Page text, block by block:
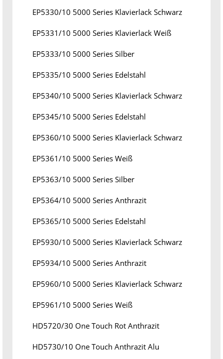
EP5330/10 5000 Series Klavierlack Schwarz
EP5331/10 5000 Series Klavierlack Weiß
EP5333/10 5000 Series Silber
EP5335/10 5000 Series Edelstahl
EP5340/10 5000 Series Klavierlack Schwarz
EP5345/10 5000 Series Edelstahl
EP5360/10 5000 Series Klavierlack Schwarz
EP5361/10 5000 Series Weiß
EP5363/10 5000 Series Silber
EP5364/10 5000 Series Anthrazit
EP5365/10 5000 Series Edelstahl
EP5930/10 5000 Series Klavierlack Schwarz
EP5934/10 5000 Series Anthrazit
EP5960/10 5000 Series Klavierlack Schwarz
EP5961/10 5000 Series Weiß
HD5720/30 One Touch Rot Anthrazit
HD5730/10 One Touch Anthrazit Alu